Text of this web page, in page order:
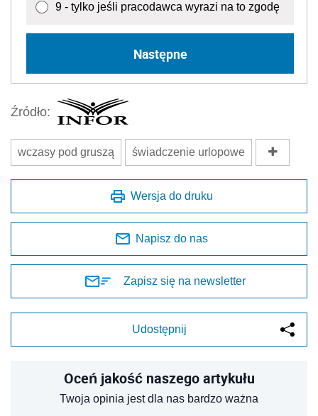
9 - tylko jeśli pracodawca wyrazi na to zgodę
Następne
Źródło:
wczasy pod gruszą świadczenie urlopowe
Wersja do druku
Napisz do nas
Zapisz się na newsletter
Udostępnij
Oceń jakość naszego artykułu
Twoja opinia jest dla nas bardzo ważna